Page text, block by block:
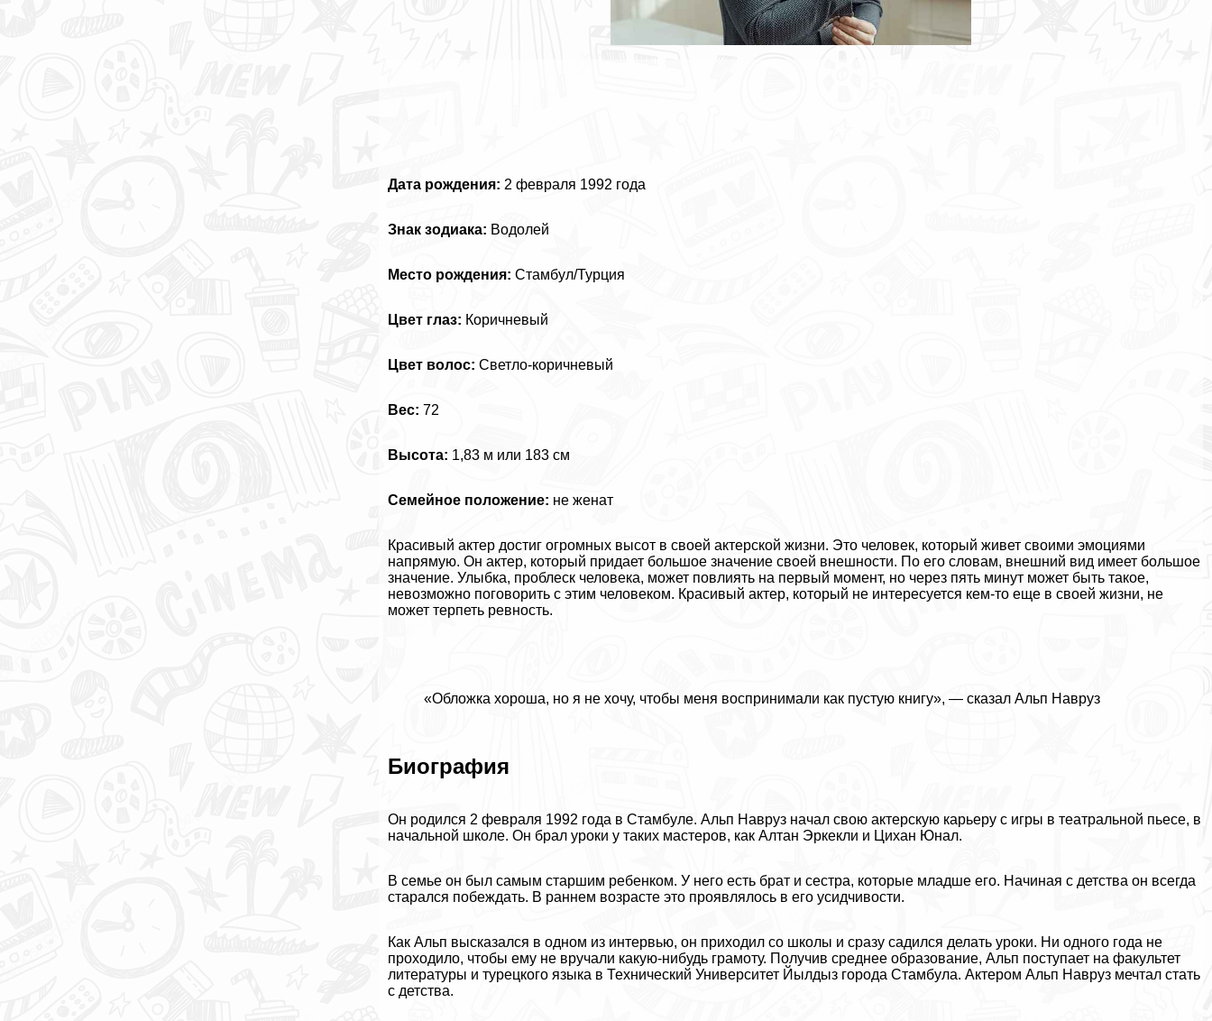
Дата рождения: 2 февраля 1992 года
Знак зодиака: Водолей
Место рождения: Стамбул/Турция
Цвет глаз: Коричневый
Цвет волос: Светло-коричневый
Вес: 72
Высота: 1,83 м или 183 см
Семейное положение: не женат
Красивый актер достиг огромных высот в своей актерской жизни. Это человек, который живет своими эмоциями
напрямую. Он актер, который придает большое значение своей внешности. По его словам, внешний вид имеет большое
значение. Улыбка, проблеск человека, может повлиять на первый момент, но через пять минут может быть такое,
невозможно поговорить с этим человеком. Красивый актер, который не интересуется кем-то еще в своей жизни, не
может терпеть ревность.
«Обложка хороша, но я не хочу, чтобы меня воспринимали как пустую книгу», — сказал Альп Навруз
Биография
Он родился 2 февраля 1992 года в Стамбуле. Альп Навруз начал свою актерскую карьеру с игры в театральной пьесе, в
начальной школе. Он брал уроки у таких мастеров, как Алтан Эркекли и Цихан Юнал.
В семье он был самым старшим ребенком. У него есть брат и сестра, которые младше его. Начиная с детства он всегда
старался побеждать. В раннем возрасте это проявлялось в его усидчивости.
Как Альп высказался в одном из интервью, он приходил со школы и сразу садился делать уроки. Ни одного года не
проходило, чтобы ему не вручали какую-нибудь грамоту. Получив среднее образование, Альп поступает на факультет
литературы и турецкого языка в Технический Университет Йылдыз города Стамбула. Актером Альп Навруз мечтал стать
с детства.